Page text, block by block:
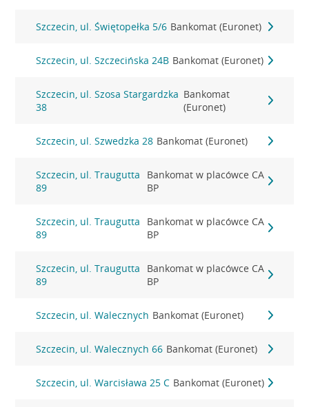
Szczecin, ul. Świętopełka 5/6 Bankomat (Euronet)
Szczecin, ul. Szczecińska 24B Bankomat (Euronet)
Szczecin, ul. Szosa Stargardzka
38
Bankomat
(Euronet)
Szczecin, ul. Szwedzka 28 Bankomat (Euronet)
Szczecin, ul. Traugutta
89
Bankomat w placówce CA
BP
Szczecin, ul. Traugutta
89
Bankomat w placówce CA
BP
Szczecin, ul. Traugutta
89
Bankomat w placówce CA
BP
Szczecin, ul. Walecznych Bankomat (Euronet)
Szczecin, ul. Walecznych 66 Bankomat (Euronet)
Szczecin, ul. Warcisława 25 C Bankomat (Euronet)